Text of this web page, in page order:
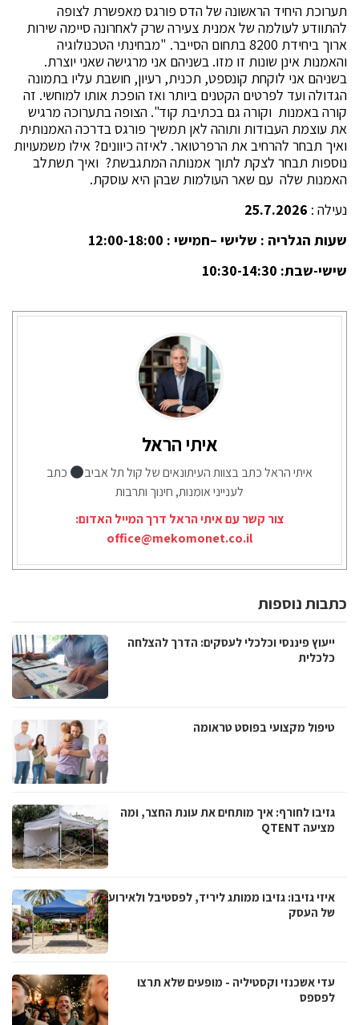
תערוכת היחיד הראשונה של הדס פורגס מאפשרת לצופה
להתוודע לעולמה של אמנית צעירה שרק לאחרונה סיימה שירות
ארוך ביחידת 8200 בתחום הסייבר. "מבחינתי הטכנולוגיה
והאמנות אינן שונות זו מזו. בשניהם אני מרגישה שאני יוצרת.
בשניהם אני לוקחת קונספט, תכנית, רעיון, חושבת עליו בתמונה
הגדולה ועד לפרטים הקטנים ביותר ואז הופכת אותו למוחשי. זה
קורה באמנות וקורה גם בכתיבת קוד". הצופה בתערוכה מרגיש
את עוצמת העבודות ותוהה לאן תמשיך פורגס בדרכה האמנותית
ואיך תבחר להרחיב את הרפרטואר. לאיזה כיוונים? אילו משמעויות
נוספות תבחר לצקת לתוך אמנותה המתגבשת? ואיך תשתלב
האמנות שלה עם שאר העולמות שבהן היא עוסקת.
נעילה : 25.7.2026
שעות הגלריה : שלישי –חמישי : 12:00-18:00
שישי-שבת: 10:30-14:30
איתי הראל
איתי הראל כתב בצוות העיתונאים של קול תל אביב
כתב
לענייני אומנות, חינוך ותרבות
צור קשר עם איתי הראל דרך המייל האדום:
office@mekomonet.co.il
כתבות נוספות
ייעוץ פיננסי וכלכלי לעסקים: הדרך להצלחה
כלכלית
טיפול מקצועי בפוסט טראומה
גזיבו לחורף: איך מותחים את עונת החצר, ומה
מציעה QTENT
איזי גזיבו: גזיבו ממותג ליריד, לפסטיבל ולאירוע
של העסק
עדי אשכנזי וקסטיליה - מופעים שלא תרצו
לפספס